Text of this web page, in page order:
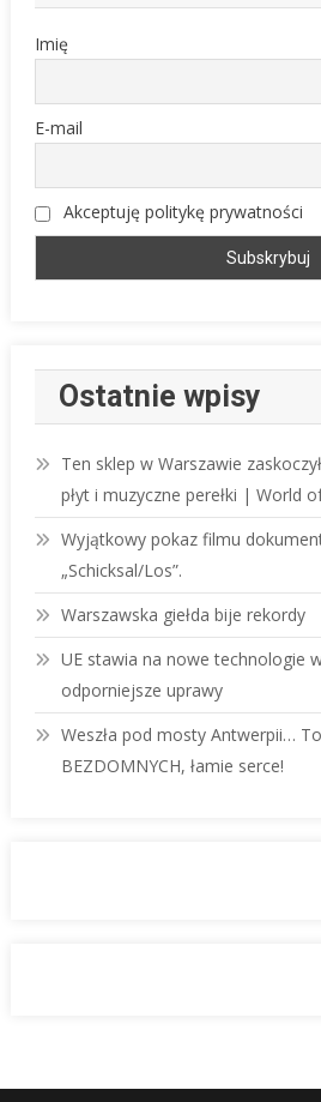
Imię
E-mail
Akceptuję politykę prywatności
Ostatnie wpisy
Ten sklep w Warszawie
płyt i muzyczne perełki | World
Wyjątkowy pokaz filmu
„Schicksal/Los”.
Warszawska giełda bije rekordy
UE stawia na nowe technologie
odporniejsze uprawy
Weszła pod mosty Antwerpii…
BEZDOMNYCH, łamie serce!